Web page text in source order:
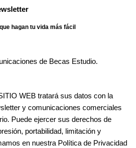
hagan tu vida más fácil
de Becas Estudio.
WEB tratará sus datos con la
y comunicaciones comerciales
Puede ejercer sus derechos de
portabilidad, limitación y
en nuestra Política de Privacidad